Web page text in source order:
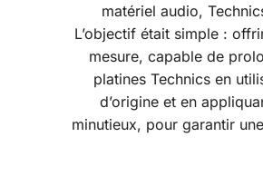
matériel audio,
L’objectif était simple :
mesure, capable de
platines Technics en
d’origine et en
minutieux, pour garantir